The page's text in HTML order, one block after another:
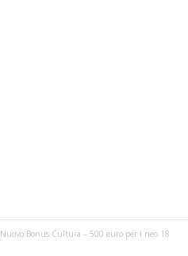
Nuovo Bonus Cultura – 500 euro per i neo 18